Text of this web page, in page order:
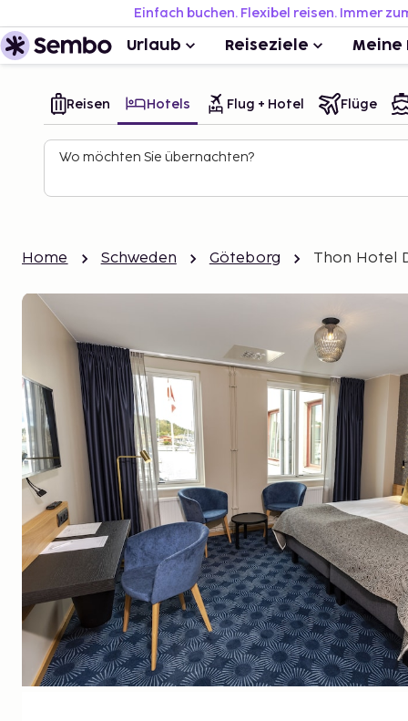
Einfach buchen. Flexibel reisen. Immer
Urlaub Reiseziele Meine
Reisen Hotels Flug + Hotel Flüge
Wo möchten Sie übernachten?
Home Schweden Göteborg Thon Hotel